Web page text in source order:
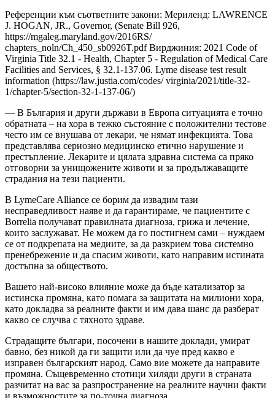
Референции към съответните закони: Мериленд: LAWRENCE
J. HOGAN, JR., Governor, (Senate Bill 926,
https://mgaleg.maryland.gov/2016RS/
chapters_noln/Ch_450_sb0926T.pdf Вирджиния: 2021 Code of
Virginia Title 32.1 - Health, Chapter 5 - Regulation of Medical Care
Facilities and Services, § 32.1-137.06. Lyme disease test result
information (https://law.justia.com/codes/ virginia/2021/title-32-
1/chapter-5/section-32-1-137-06/)
— В България и други държави в Европа ситуацията е точно
обратната – на хора в тежко състояние с положителни тестове
често им се внушава от лекари, че нямат инфекцията. Това
представлява сериозно медицинско етично нарушение и
престъпление. Лекарите и цялата здравна система са пряко
отговорни за унищожените животи и за продължаващите
страдания на тези пациенти.
В LymeCare Alliance се борим да извадим тази
несправедливост наяве и да гарантираме, че пациентите с
Borrelia получават правилната диагноза, грижа и лечение,
които заслужават. Не можем да го постигнем сами – нуждаем
се от подкрепата на медиите, за да разкрием това системно
пренебрежение и да спасим животи, като направим истината
достъпна за обществото.
Вашето най-високо влияние може да бъде катализатор за
истинска промяна, като помага за защитата на милиони хора,
като докладва за реалните факти и им дава шанс да разберат
какво се случва с тяхното здраве.
Страдащите българи, посочени в нашите доклади, умират
бавно, без никой да ги защити или да чуе пред какво е
изправен българският народ. Само вие можете да направите
промяна. Същевременно стотици хиляди други в страната
разчитат на вас за разпространение на реалните научни факти
и възможностите за по-точна диагноза.